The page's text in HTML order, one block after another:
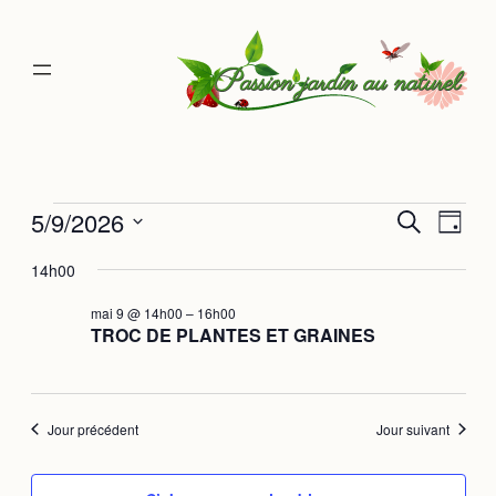
Évènements
for
mai
et
de
vues
Recherche
de
Jour
5/9/2026
une
14h00
TROC DE PLANTES ET GRAINES
mai 9 @ 14h00 – 16h00
Jour précédent Jour suivant